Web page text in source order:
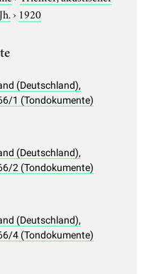
› 1920
(Deutschland),
1 (Tondokumente)
(Deutschland),
2 (Tondokumente)
(Deutschland),
4 (Tondokumente)